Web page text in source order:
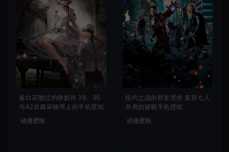
被白花吻过的静默诗 2B、9S
与A2在腐坏钢琴上的手机壁纸
动漫壁纸
纽约之战的群星壁垒 复联七人
并肩的破晓手机壁纸
动漫壁纸